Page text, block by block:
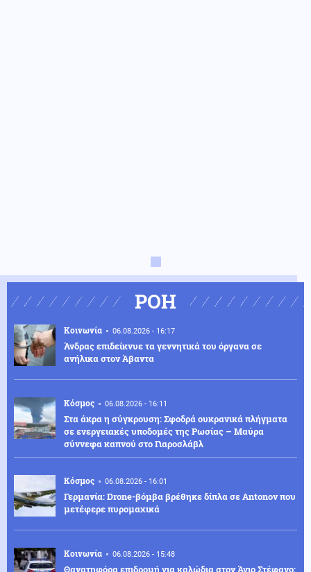
ΡΟΗ
Κοινωνία 06.08.2026 - 16:17
Άνδρας επιδείκνυε τα γεννητικά του όργανα σε
ανήλικα στον Άβαντα
Κόσμος 06.08.2026 - 16:11
Στα άκρα η σύγκρουση: Σφοδρά ουκρανικά πλήγματα
σε ενεργειακές υποδομές της Ρωσίας – Μαύρα
σύννεφα καπνού στο Γιαροσλάβλ
Κόσμος 06.08.2026 - 16:01
Γερμανία: Drone-βόμβα βρέθηκε δίπλα σε Antonov που
μετέφερε πυρομαχικά
Κοινωνία 06.08.2026 - 15:48
Θανατηφόρα επιδρομή για καλώδια στον Άγιο Στέφανο: